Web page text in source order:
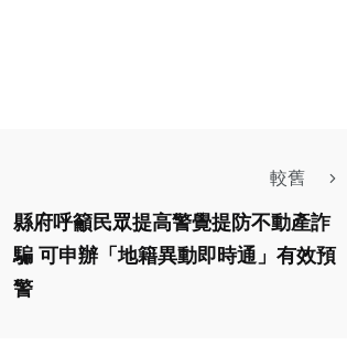
較舊
縣府呼籲民眾提高警覺提防不動產詐
騙 可申辦「地籍異動即時通」有效預
警
熱門 政治